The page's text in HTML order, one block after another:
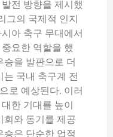
전 방향을 제시했
그의 국제적 인지
아 축구 무대에서
요한 역할을 했
승을 발판으로 더
는 국내 축구계 전
로 예상된다. 이러
한 기대를 높이
회와 동기를 제공
승은 단순한 업적